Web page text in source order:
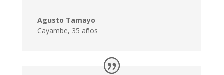
Agusto Tamayo
Cayambe, 35 años